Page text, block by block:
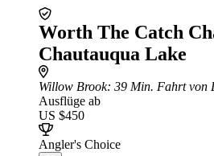
Worth The Catch
Chautauqua Lake
Willow Brook: 39 Min. Fahrt von
Ausflüge ab
US $450
Angler's Choice